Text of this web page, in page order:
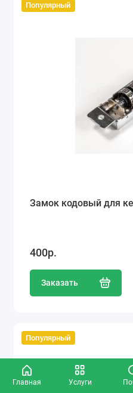
Главная Услуги
Популярный
Замок кодовый для
400р.
Заказать
Популярный